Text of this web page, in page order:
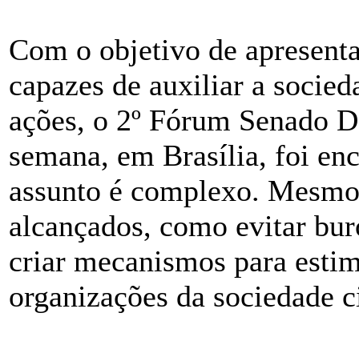
Com o objetivo de
capazes de auxiliar a
ações, o 2º Fórum Senado
semana, em Brasília, foi
assunto é complexo.
alcançados, como evitar
criar mecanismos para
organizações da sociedade